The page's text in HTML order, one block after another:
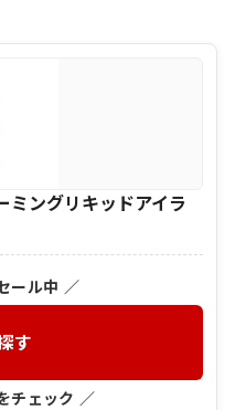
ミングリキッドアイラ
ール中 ／
す
チェック ／